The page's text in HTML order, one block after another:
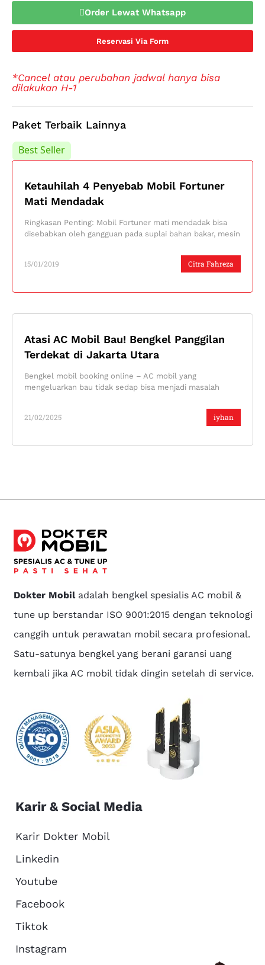
Order Lewat Whatsapp
Reservasi Via Form
*Cancel atau perubahan jadwal hanya bisa
dilakukan H-1
Paket Terbaik Lainnya
Best Seller
Ketauhilah 4 Penyebab Mobil Fortuner
Mati Mendadak
Citra Fahreza
15/01/2019
Ringkasan Penting: Mobil Fortuner mati mendadak bisa
disebabkan oleh gangguan pada suplai bahan bakar, mesin
Best Seller
Atasi AC Mobil Bau! Bengkel Panggilan
Terdekat di Jakarta Utara
iyhan
21/02/2025
Bengkel mobil booking online – AC mobil yang
mengeluarkan bau tidak sedap bisa menjadi masalah
Dokter Mobiladalah bengkel spesialis AC mobil &
tune up berstandar ISO 9001:2015 dengan teknologi
canggih untuk perawatan mobil secara profesional.
Satu-satunya bengkel yang berani garansi uang
kembali jika AC mobil tidak dingin setelah di service.
Karir & Social Media
Karir Dokter Mobil
Linkedin
Youtube
Facebook
Tiktok
Instagram